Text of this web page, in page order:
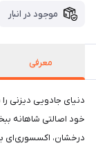
موجود در انبار
معرفی
دنیای جادویی دیزنی
خود اصالتی شاهانه
درخشان، اکسسوری‌ای